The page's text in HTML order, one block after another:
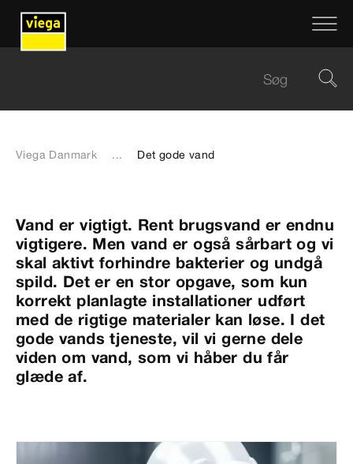
Viega Danmark ... Det gode vand
Vand er vigtigt. Rent brugsvand er endnu
vigtigere. Men vand er også sårbart og vi
skal aktivt forhindre bakterier og undgå
spild. Det er en stor opgave, som kun
korrekt planlagte installationer udført
med de rigtige materialer kan løse. I det
gode vands tjeneste, vil vi gerne dele
viden om vand, som vi håber du får
glæde af.